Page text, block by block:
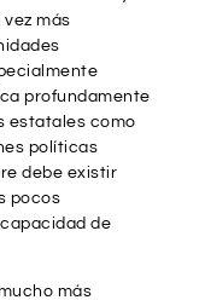
más
profundamente
estatales como
políticas
debe existir
pocos
de
más